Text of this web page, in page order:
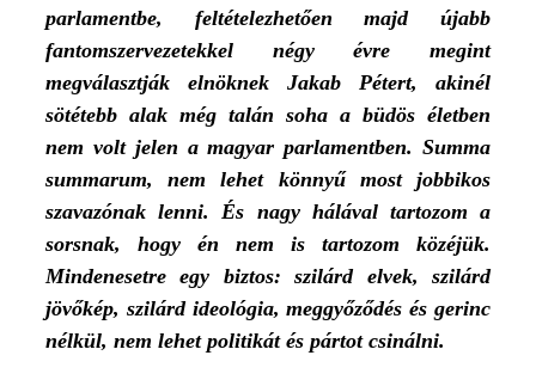
parlamentbe, feltételezhetően majd újabb
fantomszervezetekkel négy évre megint
megválasztják elnöknek Jakab Pétert, akinél
sötétebb alak még talán soha a büdös életben
nem volt jelen a magyar parlamentben. Summa
summarum, nem lehet könnyű most jobbikos
szavazónak lenni. És nagy hálával tartozom a
sorsnak, hogy én nem is tartozom közéjük.
Mindenesetre egy biztos: szilárd elvek, szilárd
jövőkép, szilárd ideológia, meggyőződés és gerinc
nélkül, nem lehet politikát és pártot csinálni.